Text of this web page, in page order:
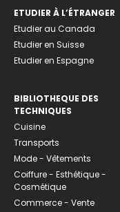
ETUDIER À L’ÉTRANGER
Etudier au Canada
Etudier en Suisse
Etudier en Espagne
BIBLIOTHEQUE DES
TECHNIQUES
Cuisine
Transports
Mode - Vêtements
Coiffure - Esthétique -
Cosmétique
Commerce - Vente